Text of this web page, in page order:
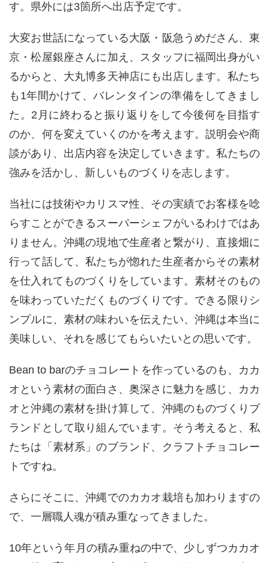
す。県外には3箇所へ出店予定です。
大変お世話になっている大阪・阪急うめださん、東
京・松屋銀座さんに加え、スタッフに福岡出身がい
るからと、大丸博多天神店にも出店します。私たち
も 1年間かけて、バレンタインの準備をしてきまし
た。 2 月に終わると振り返りをして今後何を目指す
のか、何を変えていくのかを考えます。説明会や商
談があり、出店内容を決定していきます。私たちの
強みを活かし、新しいものづくりを志します。
当社には技術やカリスマ性、その実績でお客様を唸
らすことができるスーパーシェフがいるわけではあ
りません。沖縄の現地で生産者と繋がり、直接畑に
行って話して、私たちが惚れた生産者からその素材
を仕入れてものづくりをしています。素材そのもの
を味わっていただくものづくりです。できる限りシ
ンプルに、素材の味わいを伝えたい、沖縄は本当に
美味しい、それを感じてもらいたいとの思いです。
Bean to barのチョコレートを作っているのも、カカ
オという素材の面白さ、奥深さに魅力を感じ、カカ
オと沖縄の素材を掛け算して、沖縄のものづくりブ
ランドとして取り組んでいます。そう考えると、私
たちは「素材系」のブランド、クラフトチョコレー
トですね。
さらにそこに、沖縄でのカカオ栽培も加わりますの
で、一層職人魂が積み重なってきました。
10年という年月の積み重ねの中で、少しずつカカオ